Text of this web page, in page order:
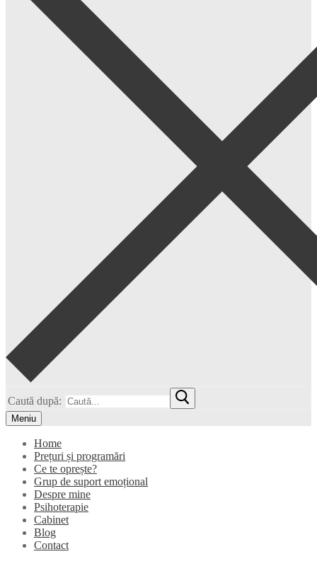
Caută după:
Meniu
Home
Prețuri și programări
Ce te oprește?
Grup de suport emoțional
Despre mine
Psihoterapie
Cabinet
Blog
Contact